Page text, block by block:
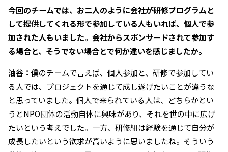
――今回のチームでは、お二人のように会社が研修プログラムと
して提供してくれる形で参加している人もいれば、個人で参
加された人もいました。会社からスポンサードされて参加す
る場合と、そうでない場合とで何か違いを感じましたか。
油谷：僕のチームで言えば、個人参加と、研修で参加してい
る人では、プロジェクトを通じて成し遂げたいことが違うな
と思っていました。個人で来られている人は、どちらかとい
うとNPO団体の活動自体に興味があり、それを世の中に広げ
たいという考えでした。一方、研修組は経験を通じて自分が
成長したいという欲求が高いように思いましたね。そういう